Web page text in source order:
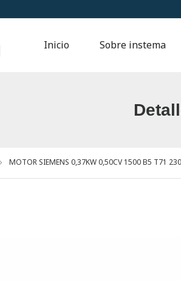
Inicio Sobre instema
MOTOR SIEMENS 0,37KW 0,50CV 1500 B5 T71